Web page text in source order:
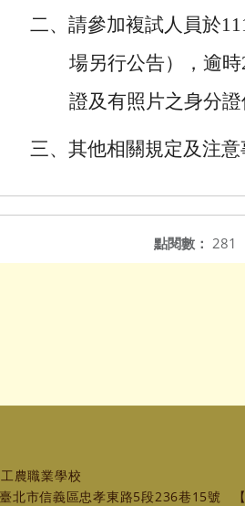
二、請參加複試人員於
場另行公告），逾
證及有照片之身分證
三、其他相關規定及注意
點閱數： 281
農職業學校
北市信義區忠孝東路5段236巷15號